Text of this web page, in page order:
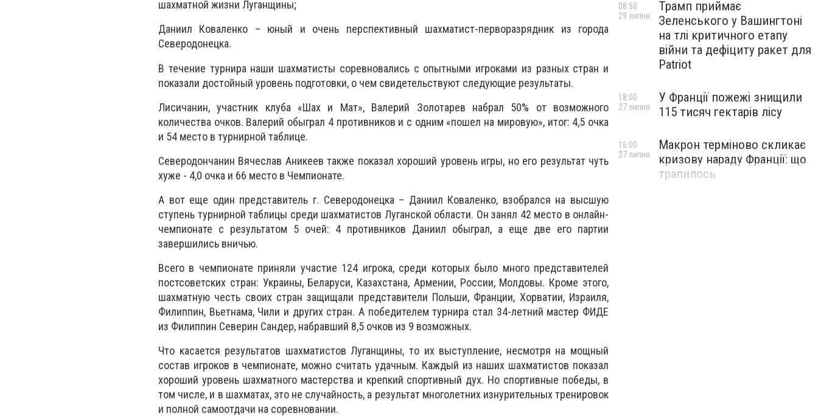
шахматной жизни Луганщины;
Даниил Коваленко – юный и очень перспективный шахматист-перворазрядник из города
Северодонецка.
В течение турнира наши шахматисты соревновались с опытными игроками из разных стран и
показали достойный уровень подготовки, о чем свидетельствуют следующие результаты.
Лисичанин, участник клуба «Шах и Мат», Валерий Золотарев набрал 50% от возможного
количества очков. Валерий обыграл 4 противников и с одним «пошел на мировую», итог: 4,5 очка
и 54 место в турнирной таблице.
Северодончанин Вячеслав Аникеев также показал хороший уровень игры, но его результат чуть
хуже - 4,0 очка и 66 место в Чемпионате.
А вот еще один представитель г. Северодонецка – Даниил Коваленко, взобрался на высшую
ступень турнирной таблицы среди шахматистов Луганской области. Он занял 42 место в онлайн-
чемпионате с результатом 5 очей: 4 противников Даниил обыграл, а еще две его партии
завершились вничью.
Всего в чемпионате приняли участие 124 игрока, среди которых было много представителей
постсоветских стран: Украины, Беларуси, Казахстана, Армении, России, Молдовы. Кроме этого,
шахматную честь своих стран защищали представители Польши, Франции, Хорватии, Израиля,
Филиппин, Вьетнама, Чили и других стран. А победителем турнира стал 34-летний мастер ФИДЕ
из Филиппин Северин Сандер, набравший 8,5 очков из 9 возможных.
Что касается результатов шахматистов Луганщины, то их выступление, несмотря на мощный
состав игроков в чемпионате, можно считать удачным. Каждый из наших шахматистов показал
хороший уровень шахматного мастерства и крепкий спортивный дух. Но спортивные победы, в
том числе, и в шахматах, это не случайность, а результат многолетних изнурительных тренировок
и полной самоотдачи на соревновании.
Трамп приймає
Зеленського у Вашингтоні
на тлі критичного етапу
війни та дефіциту ракет для
Patriot
08:50
29 липня
У Франції пожежі знищили
115 тисяч гектарів лісу
18:00
27 липня
Макрон терміново скликає
кризову нараду Франції: що
трапилось
16:00
27 липня